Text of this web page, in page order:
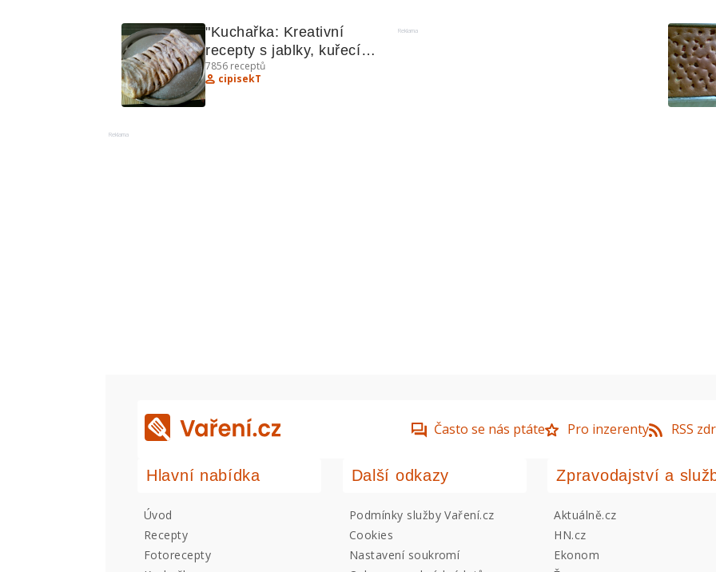
"Kuchařka: Kreativní
recepty s jablky, kuřecím,
králíkem a bochánky"
7856 receptů
cipisekT
Reklama
Reklama
Často se nás ptáte Pro inzerenty RSS
Hlavní nabídka
Úvod
Recepty
Fotorecepty
Další odkazy
Podmínky služby Vaření.cz
Cookies
Nastavení soukromí
Zpravodajství a
Aktuálně.cz
HN.cz
Ekonom